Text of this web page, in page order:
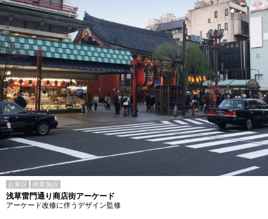
台東区 商業施設
浅草雷門通り商店街アーケード
アーケード改修に伴うデザイン監修